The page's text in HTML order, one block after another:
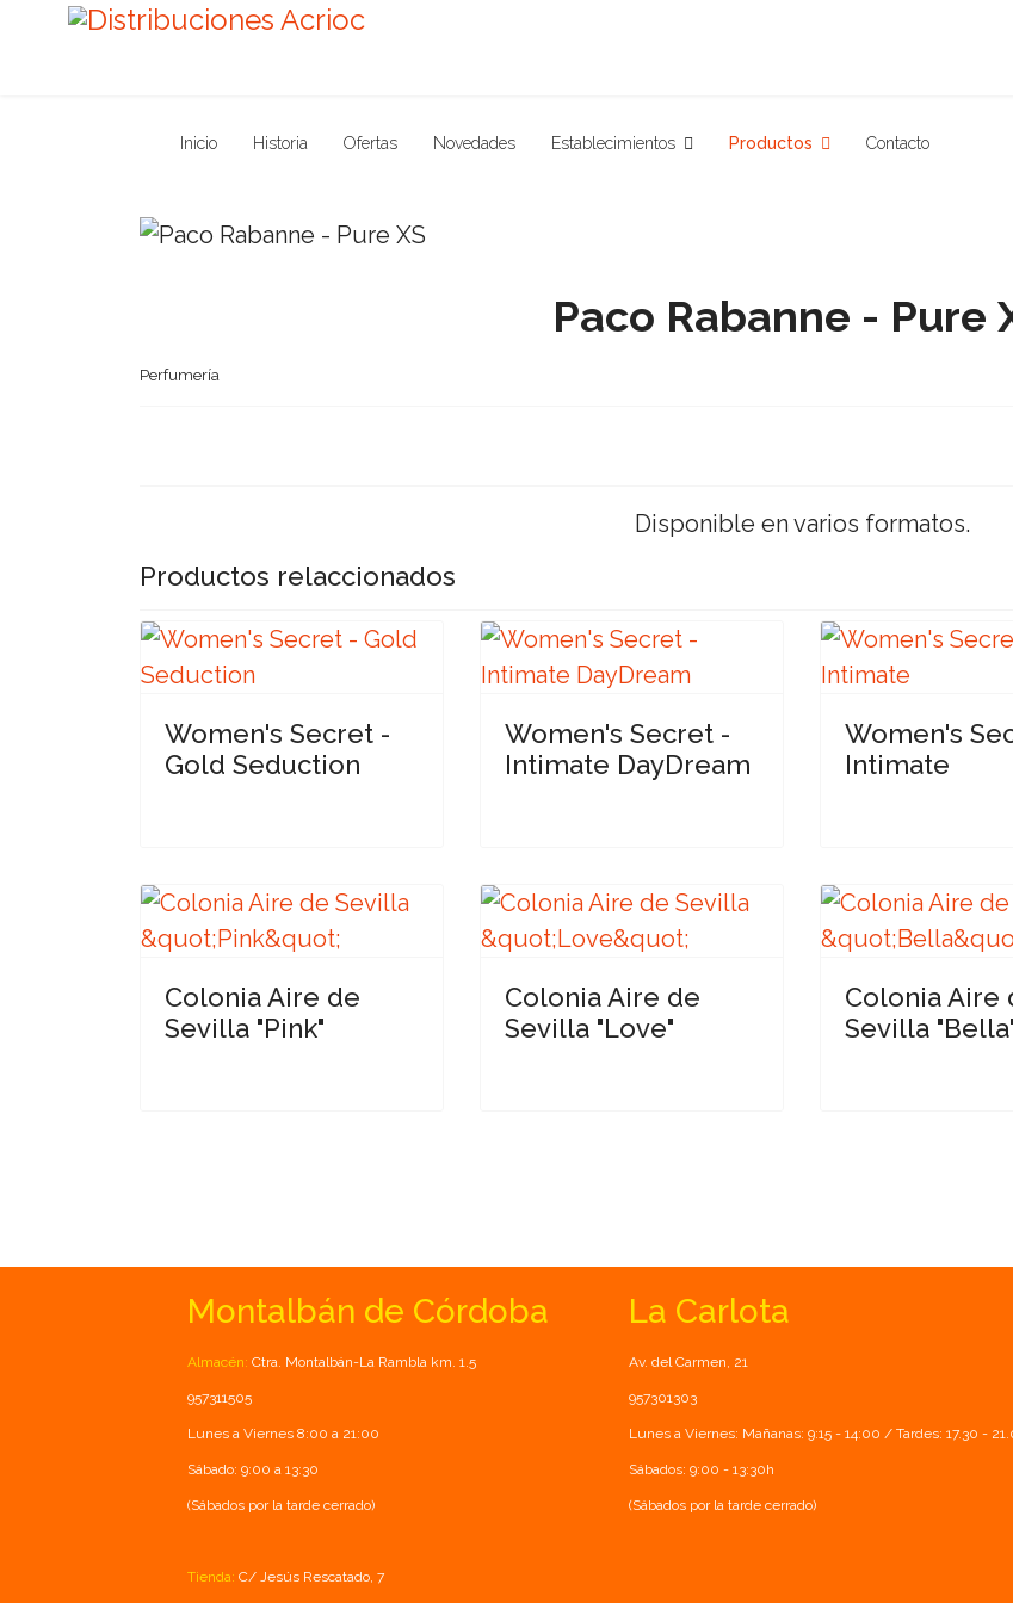
Inicio Historia Ofertas Novedades Establecimientos Productos Contacto
Paco Rabanne - Pure
Perfumería
Disponible en varios formatos.
Productos relaccionados
Women's Secret -
Gold Seduction
Women's Secret -
Intimate DayDream
Women's
Intimate
Colonia Aire de
Sevilla "Pink"
Colonia Aire de
Sevilla "Love"
Colonia Aire
Sevilla
Montalbán de Córdoba
Almacén: Ctra. Montalbán-La Rambla km. 1.5
957311505
Lunes a Viernes 8:00 a 21:00
Sábado: 9:00 a 13:30
(Sábados por la tarde cerrado)
Tienda: C/ Jesús Rescatado, 7
La Carlota
Av. del Carmen, 21
957301303
Lunes a Viernes: Mañanas: 9:15 - 14:00 / Tardes: 17.30 -
Sábados: 9:00 - 13:30h
(Sábados por la tarde cerrado)